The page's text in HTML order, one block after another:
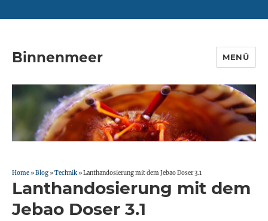
Binnenmeer MENÜ
Home »Blog »Technik »Lanthandosierung mit dem Jebao Doser 3.1
Lanthandosierung mit dem
Jebao Doser 3.1